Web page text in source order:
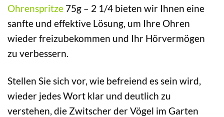
Ohrenspritze 75g – 2 1/4 bieten wir Ihnen eine
sanfte und effektive Lösung, um Ihre Ohren
wieder freizubekommen und Ihr Hörvermögen
zu verbessern.
Stellen Sie sich vor, wie befreiend es sein wird,
wieder jedes Wort klar und deutlich zu
verstehen, die Zwitscher der Vögel im Garten